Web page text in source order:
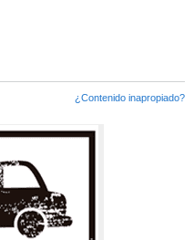
¿Contenido inapropiado?